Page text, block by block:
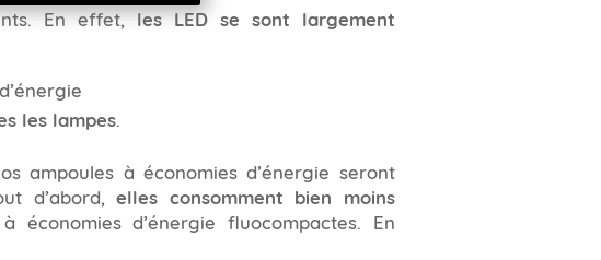
En effet,les LED se sont largement
les lampes.
ampoules à économies d’énergie seront
d’abord,elles consomment bien moins
d’énergie fluocompactes. En